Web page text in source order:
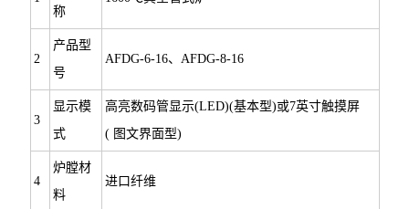
称
2
产品型
号
AFDG-6-16、AFDG-8-16
3
显示模
式
高亮数码管显示(LED)(基本型)或7英寸触摸屏
( 图文界面型)
4
炉膛材
料
进口纤维